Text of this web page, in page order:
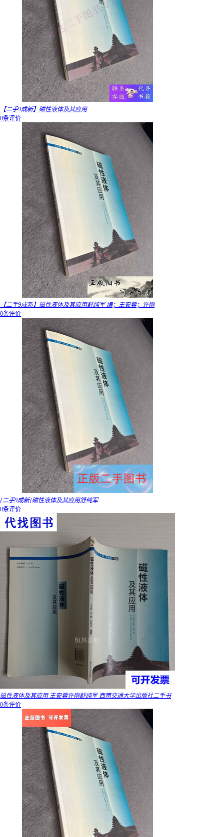
【二手9成新】磁性液体及其应用
0条评价
【二手9成新】磁性液体及其应用舒纯军 编；王安蓉；许刚
0条评价
[二手9成新]磁性液体及其应用舒纯军
0条评价
磁性液体及其应用 王安蓉许刚舒纯军 西南交通大学出版社二手书
0条评价